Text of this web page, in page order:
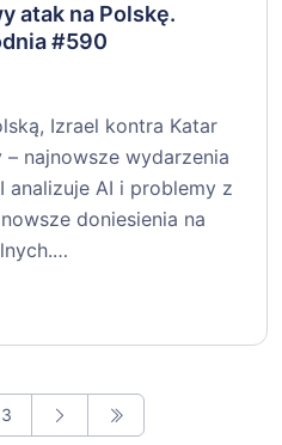
atak na Polskę.
#590
Izrael kontra Katar
najnowsze wydarzenia
analizuje AI i problemy z
doniesienia na
3